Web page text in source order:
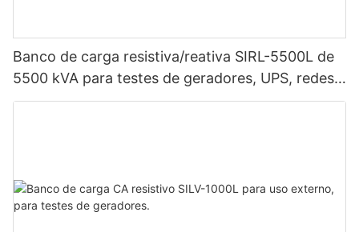
Banco de carga resistiva/reativa SIRL-5500L de
5500 kVA para testes de geradores, UPS, redes
elétricas e energias renováveis.